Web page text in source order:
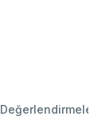
Değerlendirmeler